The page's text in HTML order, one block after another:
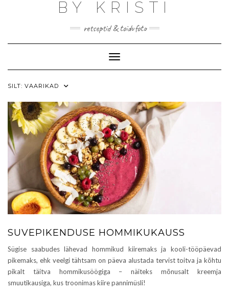
BY KRISTI
retseptid & toidufoto
Toggle Navigation
SILT: VAARIKAD
SUVEPIKENDUSE HOMMIKUKAUSS
Sügise saabudes lähevad hommikud kiiremaks ja kooli-tööpäevad
pikemaks, ehk veelgi tähtsam on päeva alustada tervist toitva ja kõhtu
pikalt täitva hommikusöögiga – näiteks mõnusalt kreemja
smuutikausiga, kus troonimas kiire pannimüsli!